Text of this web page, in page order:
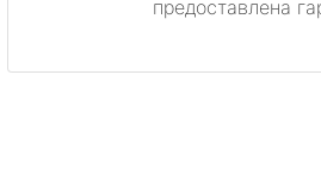
предоставлена